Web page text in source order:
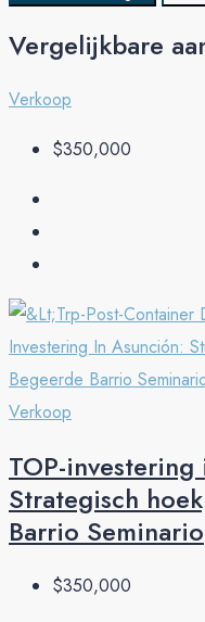
Vergelijkbare
Verkoop
$350,000
Verkoop
TOP-
Strategisch
Barrio Seminario
$350,000